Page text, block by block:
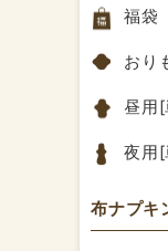
福袋
おり
昼用
夜用
布ナプキ